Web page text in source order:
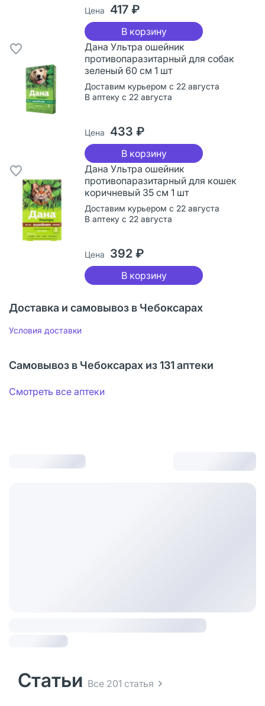
Цена 417 ₽
В корзину
Дана Ультра ошейник
противопаразитарный для собак
зеленый 60 см 1 шт
Доставим курьером с 22 августа
В аптеку с 22 августа
Цена 433 ₽
В корзину
Дана Ультра ошейник
противопаразитарный для кошек
коричневый 35 см 1 шт
Доставим курьером с 22 августа
В аптеку с 22 августа
Цена 392 ₽
В корзину
Доставка и самовывоз в Чебоксарах
Условия доставки
Самовывоз в Чебоксарах из 131 аптеки
Смотреть все аптеки
Статьи Все 201 статья